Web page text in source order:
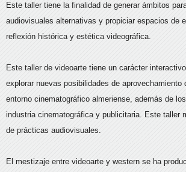
Este taller tiene la finalidad de generar ámbitos
audiovisuales alternativas y propiciar espacios de
reflexión histórica y estética videográfica.
Este taller de videoarte tiene un carácter
explorar nuevas posibilidades de aprovechamiento
entorno cinematográfico almeriense, además de
industria cinematográfica y publicitaria. Este taller
de prácticas audiovisuales.
El mestizaje entre videoarte y western se ha